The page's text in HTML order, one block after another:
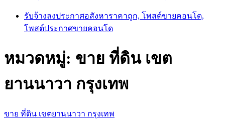
รับจ้างลงประกาศอสังหาราคาถูก, โพสต์ขายคอนโด,
โพสต์ประกาศขายคอนโด
หมวดหมู่: ขาย ที่ดิน เขต
ยานนาวา กรุงเทพ
ขาย ที่ดิน เขตยานนาวา กรุงเทพ